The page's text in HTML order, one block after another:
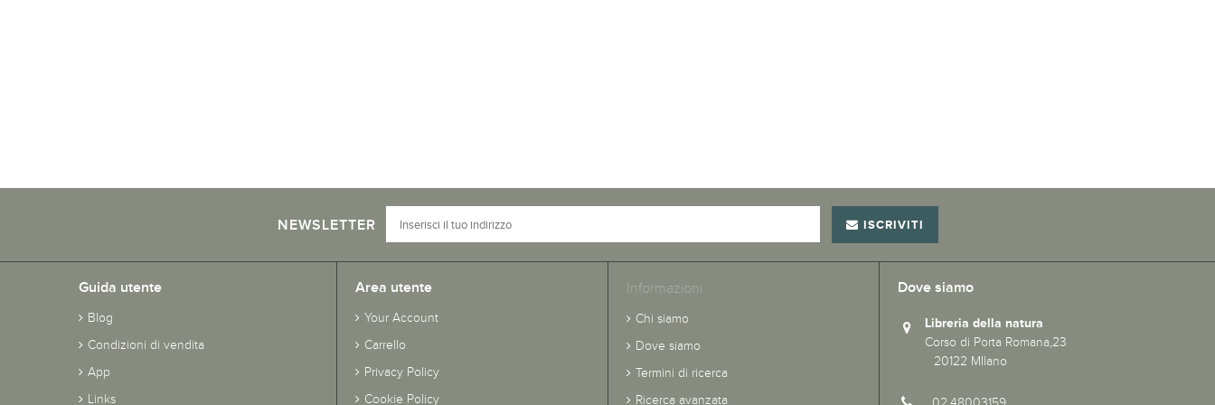
NEWSLETTER ISCRIVITI
Guida utente
Blog
Condizioni di vendita
App
Links
Area utente
Your Account
Carrello
Privacy Policy
Cookie Policy
Informazioni
Chi siamo
Dove siamo
Termini di ricerca
Ricerca avanzata
Dove siamo
Libreria della natura
Corso di Porta Romana,23
20122 MIlano